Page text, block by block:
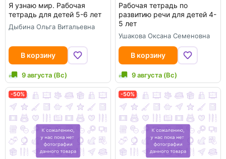
Я узнаю мир. Рабочая
тетрадь для детей 5-6 лет
Дыбина Ольга Витальевна
В корзину
9 августа (Вс)
Рабочая тетрадь по
развитию речи для детей 4-
5 лет
Ушакова Оксана Семеновна
В корзину
9 августа (Вс)
-50% -50%